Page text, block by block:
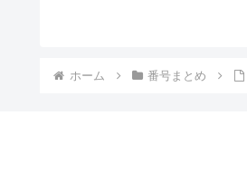
ホーム 番号まとめ